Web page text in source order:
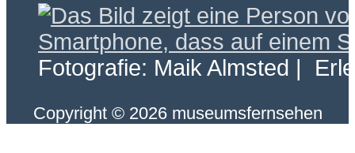
Fotografie: Maik Almsted |
Copyright © 2026 museumsfernsehen